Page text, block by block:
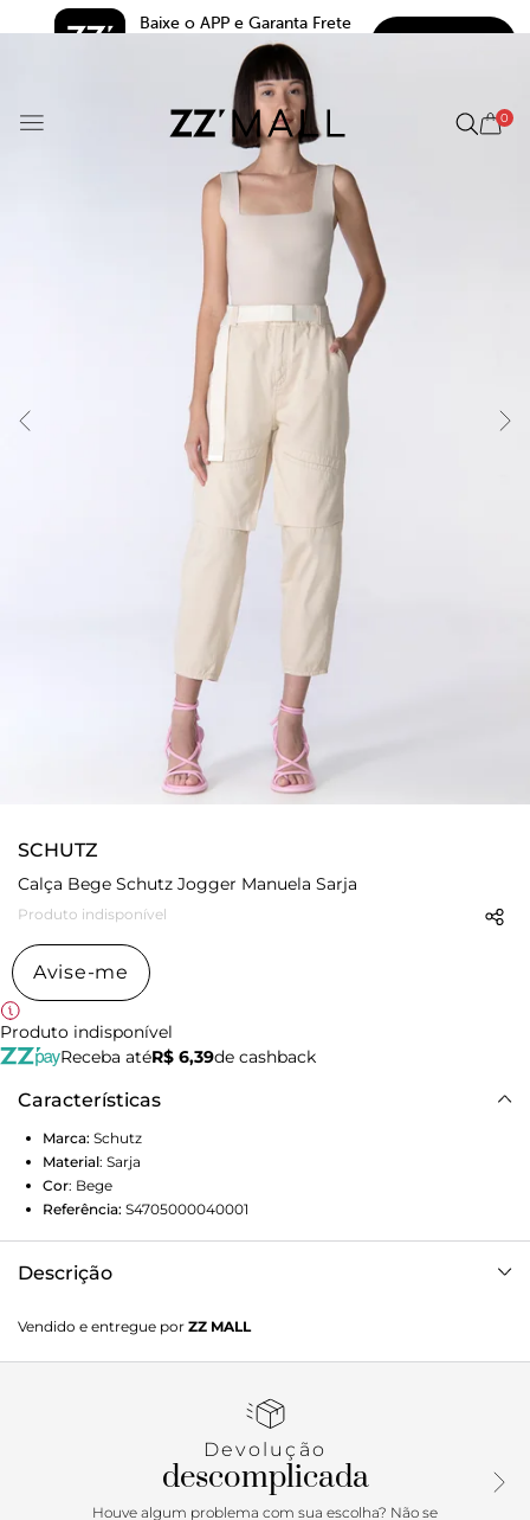
Baixe o APP e Garanta Frete
5.0
0
SCHUTZ
Calça Bege Schutz Jogger Manuela Sarja
Produto indisponível
Avise-me
Produto indisponível
Receba atéR$ 6,39de cashback
Características
Marca: Schutz
Material: Sarja
Cor: Bege
Referência: S4705000040001
Descrição
ficar estilosa e confortável! A modelagem que começa
mais larga e termina justinha na perna dá o tom cool dessa
média com elástico e cordão ajustável garantem conforto
Vendido e entregue por ZZ MALL
Devolução
descomplicada
Houve algum problema com sua escolha? Não se